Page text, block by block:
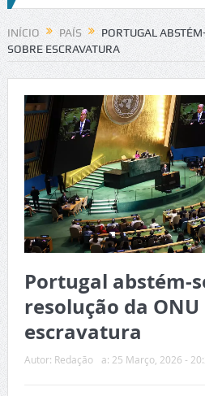
de trânsito no IC2 em Alcobaça
INÍCIO PAÍS
PORTUGAL
SOBRE ESCRAVATURA
Portugal abstém-
resolução da
escravatura
Autor: Redação a: 25 Março, 2026 -